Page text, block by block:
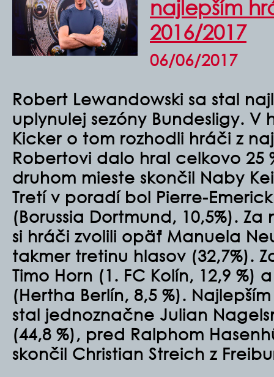
najlepším
2016/2017
06/06/2017
Robert Lewandowski sa stal
uplynulej sezóny Bundesligy. V
Kicker o tom rozhodli hráči z
Robertovi dalo hral celkovo 25
druhom mieste skončil Naby
Tretí v poradí bol Pierre-
(Borussia Dortmund, 10,5%).
si hráči zvolili opäť Manuela
takmer tretinu hlasov (32,7%).
Timo Horn (1. FC Kolín, 12,9 %)
(Hertha Berlín, 8,5 %).
stal jednoznačne Julian
(44,8 %), pred Ralphom
skončil Christian Streich z